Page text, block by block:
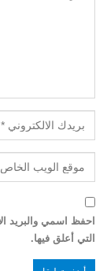
احفظ اسمي والبريد
التي أعلق فيها.